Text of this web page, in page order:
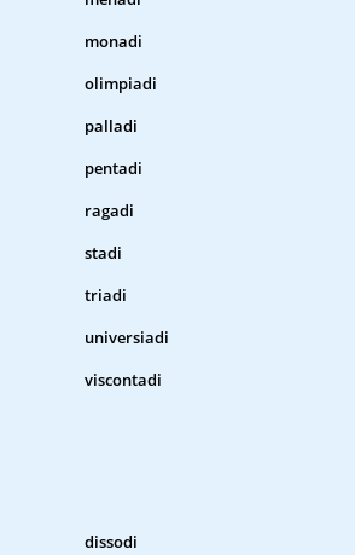
monadi
olimpiadi
palladi
pentadi
ragadi
stadi
triadi
universiadi
viscontadi
dissodi